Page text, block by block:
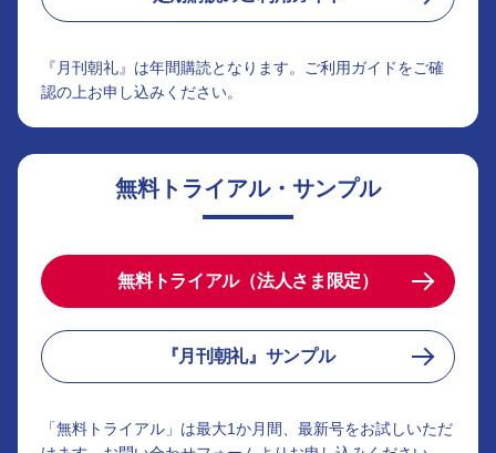
『月刊朝礼』は年間購読となります。ご利用ガイドをご確
認の上お申し込みください。
無料トライアル・サンプル
無料トライアル（法人さま限定）
『月刊朝礼』サンプル
「無料トライアル」は最大1か月間、最新号をお試しいただ